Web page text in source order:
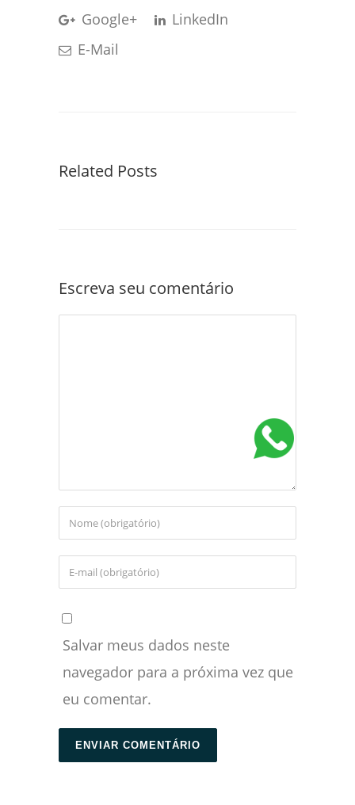
Google+
LinkedIn
E-Mail
Related Posts
Escreva seu comentário
Salvar meus dados neste
navegador para a próxima vez que
eu comentar.